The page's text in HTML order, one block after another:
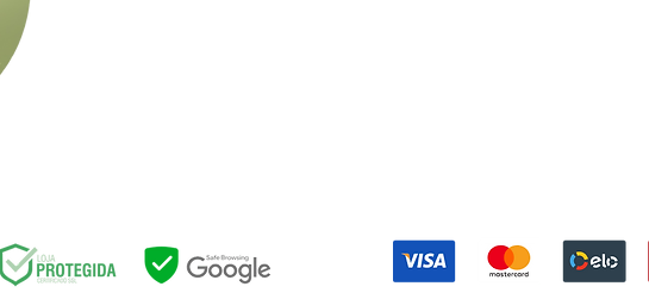
Av. Alfredo Balthazar da Silveira, 580 - Barra da Tijuca, Rio de Janeiro - RJ,